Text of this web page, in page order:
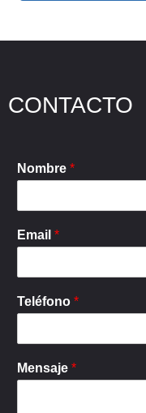
CONTACTO
Nombre *
Email *
Teléfono *
Mensaje *